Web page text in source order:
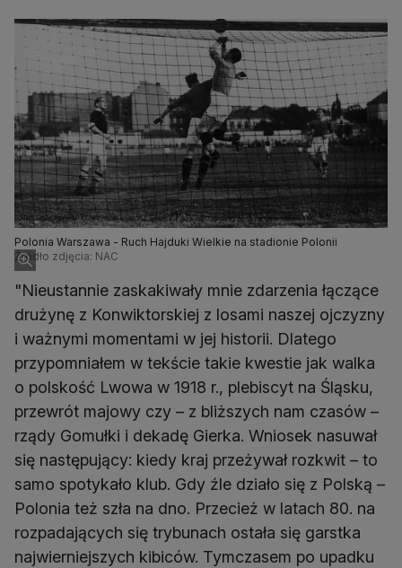
Polonia Warszawa - Ruch Hajduki Wielkie na stadionie Polonii
Źródło zdjęcia: NAC
"Nieustannie zaskakiwały mnie zdarzenia łączące
drużynę z Konwiktorskiej z losami naszej ojczyzny
i ważnymi momentami w jej historii. Dlatego
przypomniałem w tekście takie kwestie jak walka
o polskość Lwowa w 1918 r., plebiscyt na Śląsku,
przewrót majowy czy – z bliższych nam czasów –
rządy Gomułki i dekadę Gierka. Wniosek nasuwał
się następujący: kiedy kraj przeżywał rozkwit – to
samo spotykało klub. Gdy źle działo się z Polską –
Polonia też szła na dno. Przecież w latach 80. na
rozpadających się trybunach ostała się garstka
najwierniejszych kibiców. Tymczasem po upadku